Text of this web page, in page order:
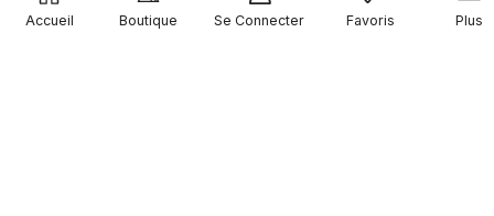
Accueil Boutique Se Connecter Favoris Plus